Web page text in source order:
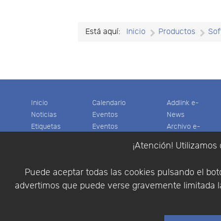
¡Atención!
Puede aceptar todas las cookies pulsando el
advertimos que puede verse gravemente limitada
Está aquí: Inicio Productos
Inicio
Noticias
Etiquetas
Cesta
Calendario
Eventos
Eventos
Colaboradores
Descargas
Videos
Addlink e-
News
Archivo e-
Software
Multifisica.com
Síganos